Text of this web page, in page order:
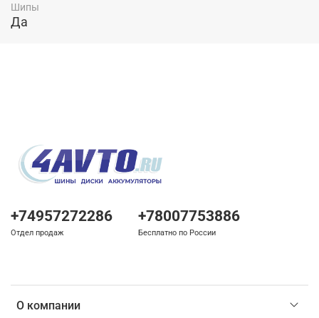
Шипы
Да
О компании
+74957272286
Отдел продаж
+78007753886
Бесплатно по России